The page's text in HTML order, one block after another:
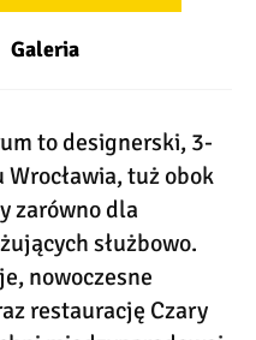
Galeria
to designerski, 3-
tuż obok
zarówno dla
służbowo.
nowoczesne
restaurację Czary